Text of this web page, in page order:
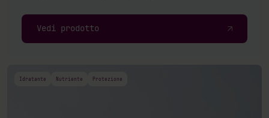
Vedi prodotto
Idratante Nutriente Protezione